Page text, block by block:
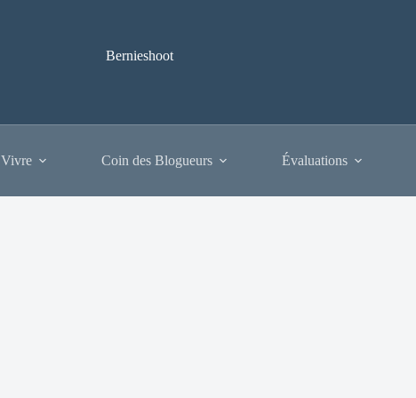
Bernieshoot
Coin des Blogueurs Évaluations